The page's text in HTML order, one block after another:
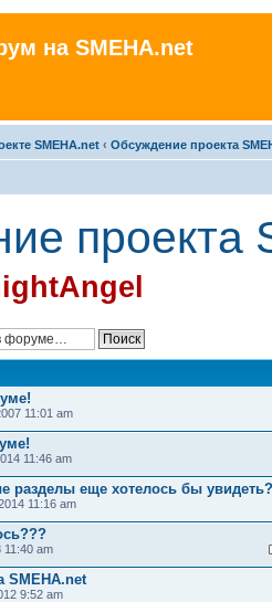
на SMEHA.net
SMEHA.net ‹ Обсуждение проекта
проекта
11:01 am
11:46 am
разделы еще хотелось бы увидеть?
11:16 am
11:40 am
SMEHA.net
9:52 am